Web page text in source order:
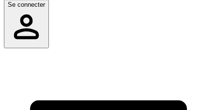
Se connecter